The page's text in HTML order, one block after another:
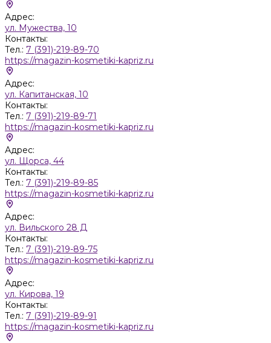
Адрес:
ул. Мужества, 10
Контакты:
Тел.: 7 (391)-219-89-70
https://magazin-kosmetiki-kapriz.ru
Адрес:
ул. Капитанская, 10
Контакты:
Тел.: 7 (391)-219-89-71
https://magazin-kosmetiki-kapriz.ru
Адрес:
ул. Щорса, 44
Контакты:
Тел.: 7 (391)-219-89-85
https://magazin-kosmetiki-kapriz.ru
Адрес:
ул. Вильского 28 Д
Контакты:
Тел.: 7 (391)-219-89-75
https://magazin-kosmetiki-kapriz.ru
Адрес:
ул. Кирова, 19
Контакты:
Тел.: 7 (391)-219-89-91
https://magazin-kosmetiki-kapriz.ru